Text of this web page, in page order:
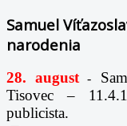
Samuel
narodenia
28. august -
Tisovec –
publicista.